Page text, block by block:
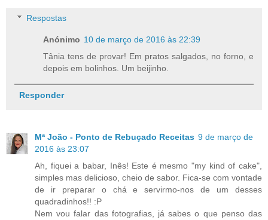
Respostas
Anónimo 10 de março de 2016 às 22:39
Tânia tens de provar! Em pratos salgados, no forno, e
depois em bolinhos. Um beijinho.
Responder
Mª João - Ponto de Rebuçado Receitas 9 de março de
2016 às 23:07
Ah, fiquei a babar, Inês! Este é mesmo "my kind of cake",
simples mas delicioso, cheio de sabor. Fica-se com vontade
de ir preparar o chá e servirmo-nos de um desses
quadradinhos!! :P
Nem vou falar das fotografias, já sabes o que penso das